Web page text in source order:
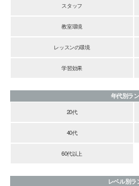
スタッフ
教室環境
レッスンの環境
学習効果
年代別ラ
20代
40代
60代以上
レベル別ラ